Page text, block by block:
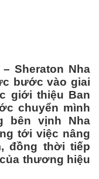
– Sheraton Nha
bước vào giai
giới thiệu Ban
chuyển mình
bên vịnh Nha
tới việc nâng
đồng thời tiếp
thương hiệu